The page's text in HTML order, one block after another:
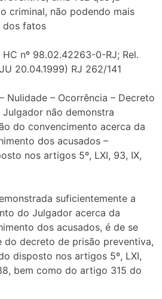
criminal, não podendo mais
dos fatos
HC nº 98.02.42263-0-RJ; Rel.
20.04.1999) RJ 262/141
– Nulidade – Ocorrência – Decreto
não demonstra
do convencimento acerca da
dos acusados –
nos artigos 5º, LXI, 93, IX,
suficientemente a
do Julgador acerca da
dos acusados, é de se
do decreto de prisão preventiva,
disposto nos artigos 5º, LXI,
bem como do artigo 315 do